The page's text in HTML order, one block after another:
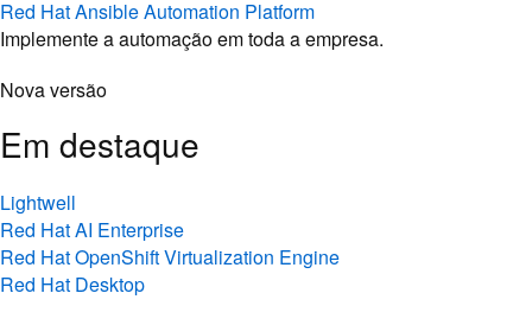
Red Hat Ansible Automation Platform
Implemente a automação em toda a empresa.
Nova versão
Em destaque
Lightwell
Red Hat AI Enterprise
Red Hat OpenShift Virtualization Engine
Red Hat Desktop